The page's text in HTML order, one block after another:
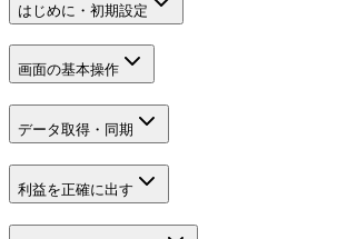
はじめに・初期設定
画面の基本操作
データ取得・同期
利益を正確に出す